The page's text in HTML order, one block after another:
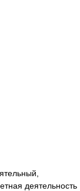
деятельность